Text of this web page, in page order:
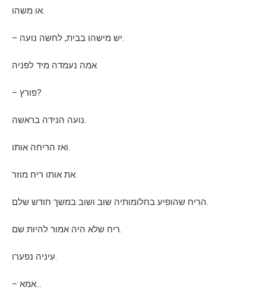
או משהו.
– יש מישהו בבית, לחשה נועה.
אמה נעמדה מיד לפניה.
– פורץ?
נועה הנידה בראשה.
ואז הריחה אותו.
את אותו ריח מוזר.
הריח שהופיע בחלומותיה שוב ושוב במשך חודש שלם.
ריח שלא היה אמור להיות שם.
עיניה נפערו.
– אמא…